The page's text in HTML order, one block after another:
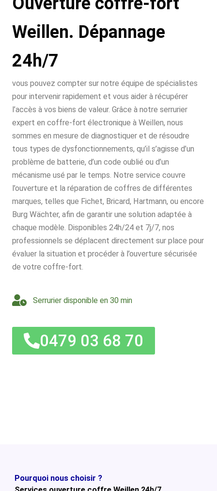
Weillen. Dépannage
24h/7
vous pouvez compter sur notre équipe de spécialistes
pour intervenir rapidement et vous aider à récupérer
l’accès à vos biens de valeur. Grâce à notre serrurier
expert en coffre-fort électronique à Weillen, nous
sommes en mesure de diagnostiquer et de résoudre
tous types de dysfonctionnements, qu’il s’agisse d’un
problème de batterie, d’un code oublié ou d’un
mécanisme usé par le temps. Notre service couvre
l’ouverture et la réparation de coffres de différentes
marques, telles que Fichet, Bricard, Hartmann, ou encore
Burg Wächter, afin de garantir une solution adaptée à
chaque modèle. Disponibles 24h/24 et 7j/7, nos
professionnels se déplacent directement sur place pour
évaluer la situation et procéder à l’ouverture sécurisée
de votre coffre-fort.
Serrurier disponible en 30 min
0479 03 68 70
Pourquoi nous choisir ?